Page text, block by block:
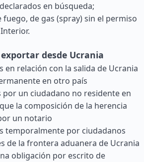
en búsqueda;
fuego, de gas (spray) sin el permiso
desde Ucrania
en relación con la salida de Ucrania
en otro país
por un ciudadano no residente en
la composición de la herencia
un notario
temporalmente por ciudadanos
de la frontera aduanera de Ucrania
obligación por escrito de